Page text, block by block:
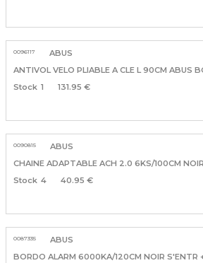
0096117
ABUS
ANTIVOL VELO PLIABLE A CLE L 90CM ABUS
1
131.95 €
0090815
ABUS
CHAINE ADAPTABLE ACH 2.0 6KS/100CM
4
40.95 €
0087335
ABUS
BORDO ALARM 6000KA/120CM NOIR S'ENTR